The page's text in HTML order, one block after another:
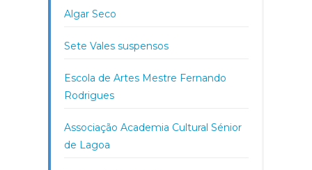
Algar Seco
Sete Vales suspensos
Escola de Artes Mestre Fernando
Rodrigues
Associação Academia Cultural Sénior
de Lagoa